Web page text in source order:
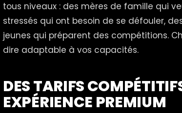
tous niveaux : des mères de famille qui
stressés qui ont besoin de se défouler,
jeunes qui préparent des compétitions.
dire adaptable à vos capacités.
DES TARIFS
EXPÉRIENCE PREMIUM